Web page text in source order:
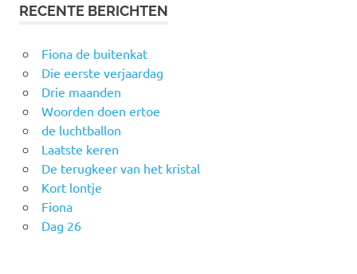
RECENTE BERICHTEN
Fiona de buitenkat
Die eerste verjaardag
Drie maanden
Woorden doen ertoe
de luchtballon
Laatste keren
De terugkeer van het kristal
Kort lontje
Fiona
Dag 26